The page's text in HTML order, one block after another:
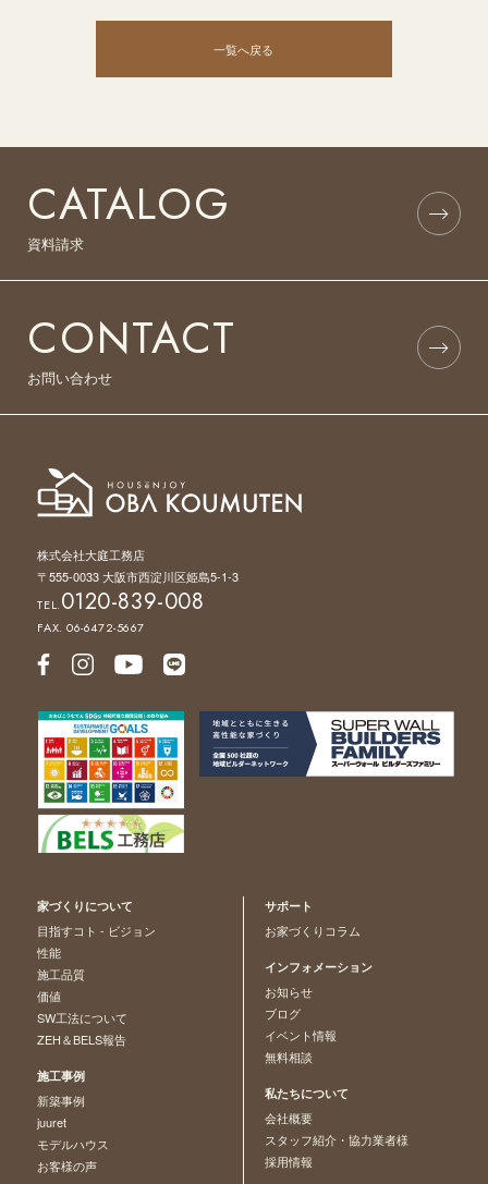
一覧へ戻る
CATALOG
資料請求
CONTACT
お問い合わせ
株式会社大庭工務店
〒555-0033 大阪市西淀川区姫島5-1-3
TEL.0120-839-008
FAX. 06-6472-5667
家づくりについて
目指すコト - ビジョン
性能
施工品質
価値
SW工法について
ZEH＆BELS報告
施工事例
新築事例
juuret
モデルハウス
お客様の声
サポート
お家づくりコラム
インフォメーション
お知らせ
ブログ
イベント情報
無料相談
私たちについて
会社概要
スタッフ紹介・協力業者様
採用情報